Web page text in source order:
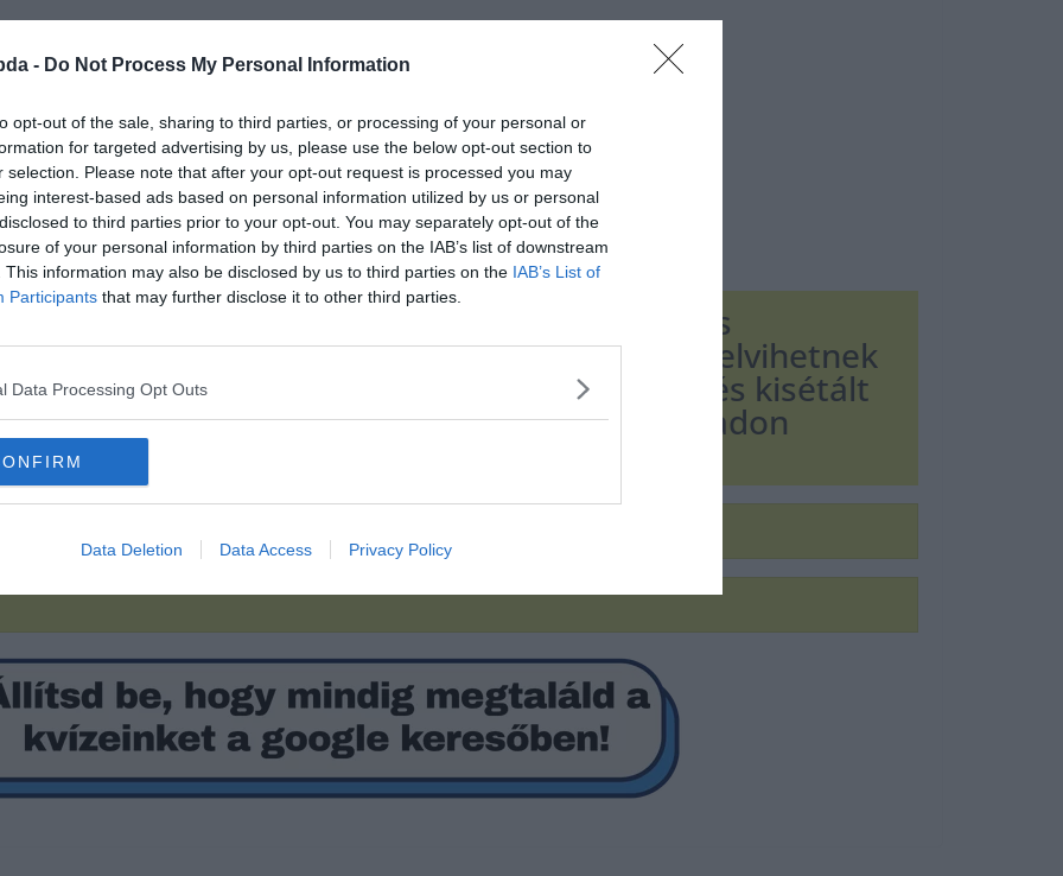
- Do Not Process My Personal Information
opt-out of the sale, sharing to third parties, or processing of your personal or
for targeted advertising by us, please use the below opt-out section to
selection. Please note that after your opt-out request is processed you may
interest-based ads based on personal information utilized by us or personal
to third parties prior to your opt-out. You may separately opt-out of the
of your personal information by third parties on the IAB’s list of downstream
This information may also be disclosed by us to third parties on the IAB’s List of
Participants that may further disclose it to other third parties.
Data Processing Opt Outs
Data Deletion Data Access Privacy Policy
német király elfoglalta az egyik ellenséges
az ott élő nőket, azzal feltétellel, hogy elvihetnek
Az egyik nő a férjét a hátára emelte, és kisétált
meglátta, megtartotta a szavát, és szabadon